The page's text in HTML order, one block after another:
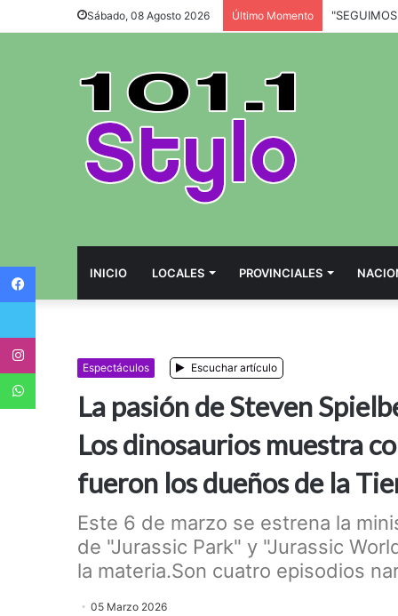
Sábado, 08 Agosto 2026 Último Momento
INICIO LOCALES PROVINCIALES
Espectáculos Escuchar artículo
La pasión de Steven
Los dinosaurios muestra
fueron los dueños de la
Este 6 de marzo se estrena la
de "Jurassic Park" y "Jurassic
la materia.Son cuatro episodios
05 Marzo 2026
Twitter
WhatsApp